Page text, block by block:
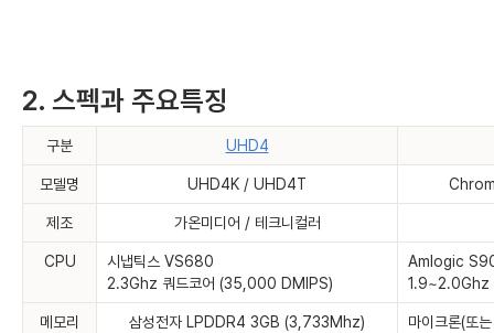
2. 스펙과 주요특징
구분 UHD4
모델명 UHD4K / UHD4T
제조 가온미디어 / 테크니컬러
CPU
시냅틱스 VS680
2.3Ghz 쿼드코어 (35,000 DMIPS)
Amlogic
1.9~2.0Ghz
메모리 삼성전자 LPDDR4 3GB (3,733Mhz)
마이크론(또